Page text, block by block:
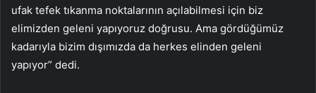
ufak tefek tıkanma noktalarının açılabilmesi için biz
elimizden geleni yapıyoruz doğrusu. Ama gördüğümüz
kadarıyla bizim dışımızda da herkes elinden geleni
yapıyor” dedi.